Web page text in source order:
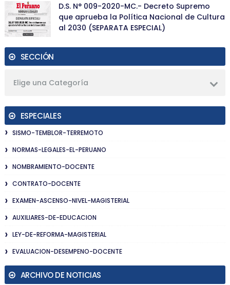
D.S. N° 009-2020-MC.- Decreto Supremo
que aprueba la Política Nacional de Cultura
al 2030 (SEPARATA ESPECIAL)
SECCIÓN
Elige una Categoría
ESPECIALES
SISMO-TEMBLOR-TERREMOTO
NORMAS-LEGALES-EL-PERUANO
NOMBRAMIENTO-DOCENTE
CONTRATO-DOCENTE
EXAMEN-ASCENSO-NIVEL-MAGISTERIAL
AUXILIARES-DE-EDUCACION
LEY-DE-REFORMA-MAGISTERIAL
EVALUACION-DESEMPENO-DOCENTE
ARCHIVO DE NOTICIAS